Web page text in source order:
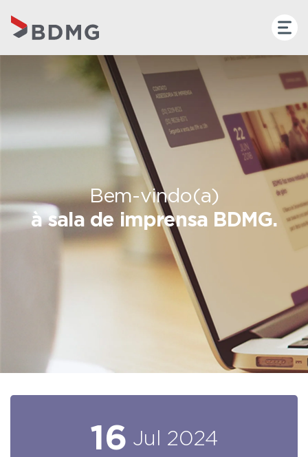
Bem-vindo(a)
à sala de imprensa BDMG.
16 Jul 2024